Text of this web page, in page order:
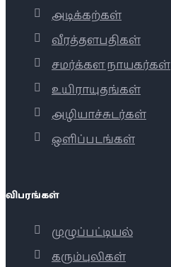
அடிக்கற்கள்
வீரத்தளபதிகள்
சமர்க்கள நாயகர்கள்
உயிராயுதங்கள்
அழியாச்சுடர்கள்
ஒளிப்படங்கள்
விபரங்கள்
முழுப்பட்டியல்
கரும்புலிகள்